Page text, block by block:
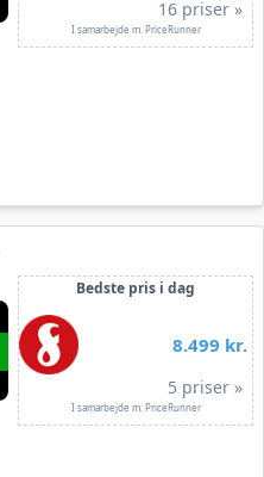
16 priser »
I samarbejde m. PriceRunner
Bedste pris i dag
8.499 kr.
5 priser »
I samarbejde m. PriceRunner